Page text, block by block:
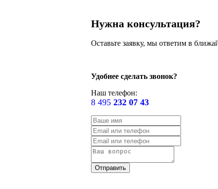
Нужна консультация?
Оставьте заявку, мы ответим в
Удобнее сделать звонок?
Наш телефон:
8 495 232 07 43